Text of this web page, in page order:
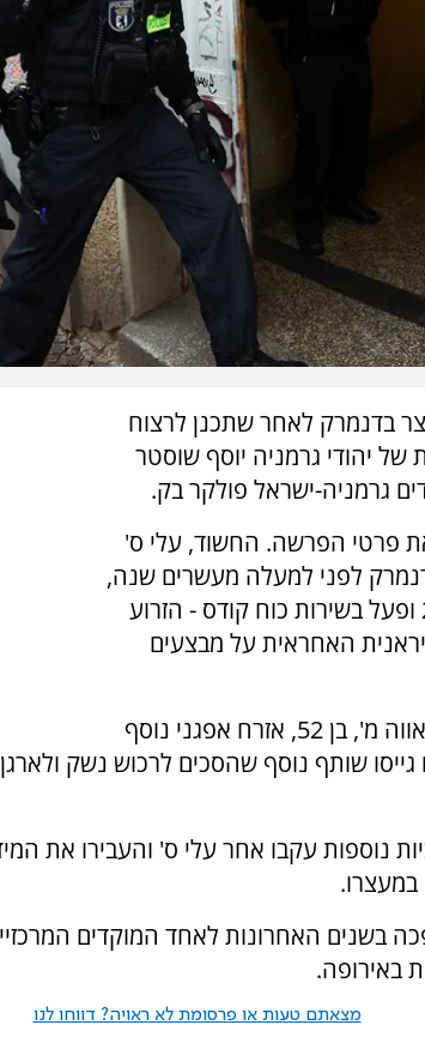
בדנמרק לאחר שתכנן לרצוח
יהודי גרמניה יוסף שוסטר
גרמניה-ישראל פולקר בק.
פרטי הפרשה. החשוד, עלי ס'
לדנמרק לפני למעלה מעשרים שנה,
קיבל אזרחות דנית ב-2015 ופעל בשירות כוח קודס - הזרוע
האחראית על מבצעים
לצדו תכנן את הפיגועים טאווה מ', בן 52, אזרח אפגני נוסף
שותף נוסף שהסכים לרכוש נשק
נוספות עקבו אחר עלי ס' והעבירו את
בשנים האחרונות לאחד המוקדים
באירופה.
מצאתם טעות או פרסומת לא ראויה? דווחו לנו